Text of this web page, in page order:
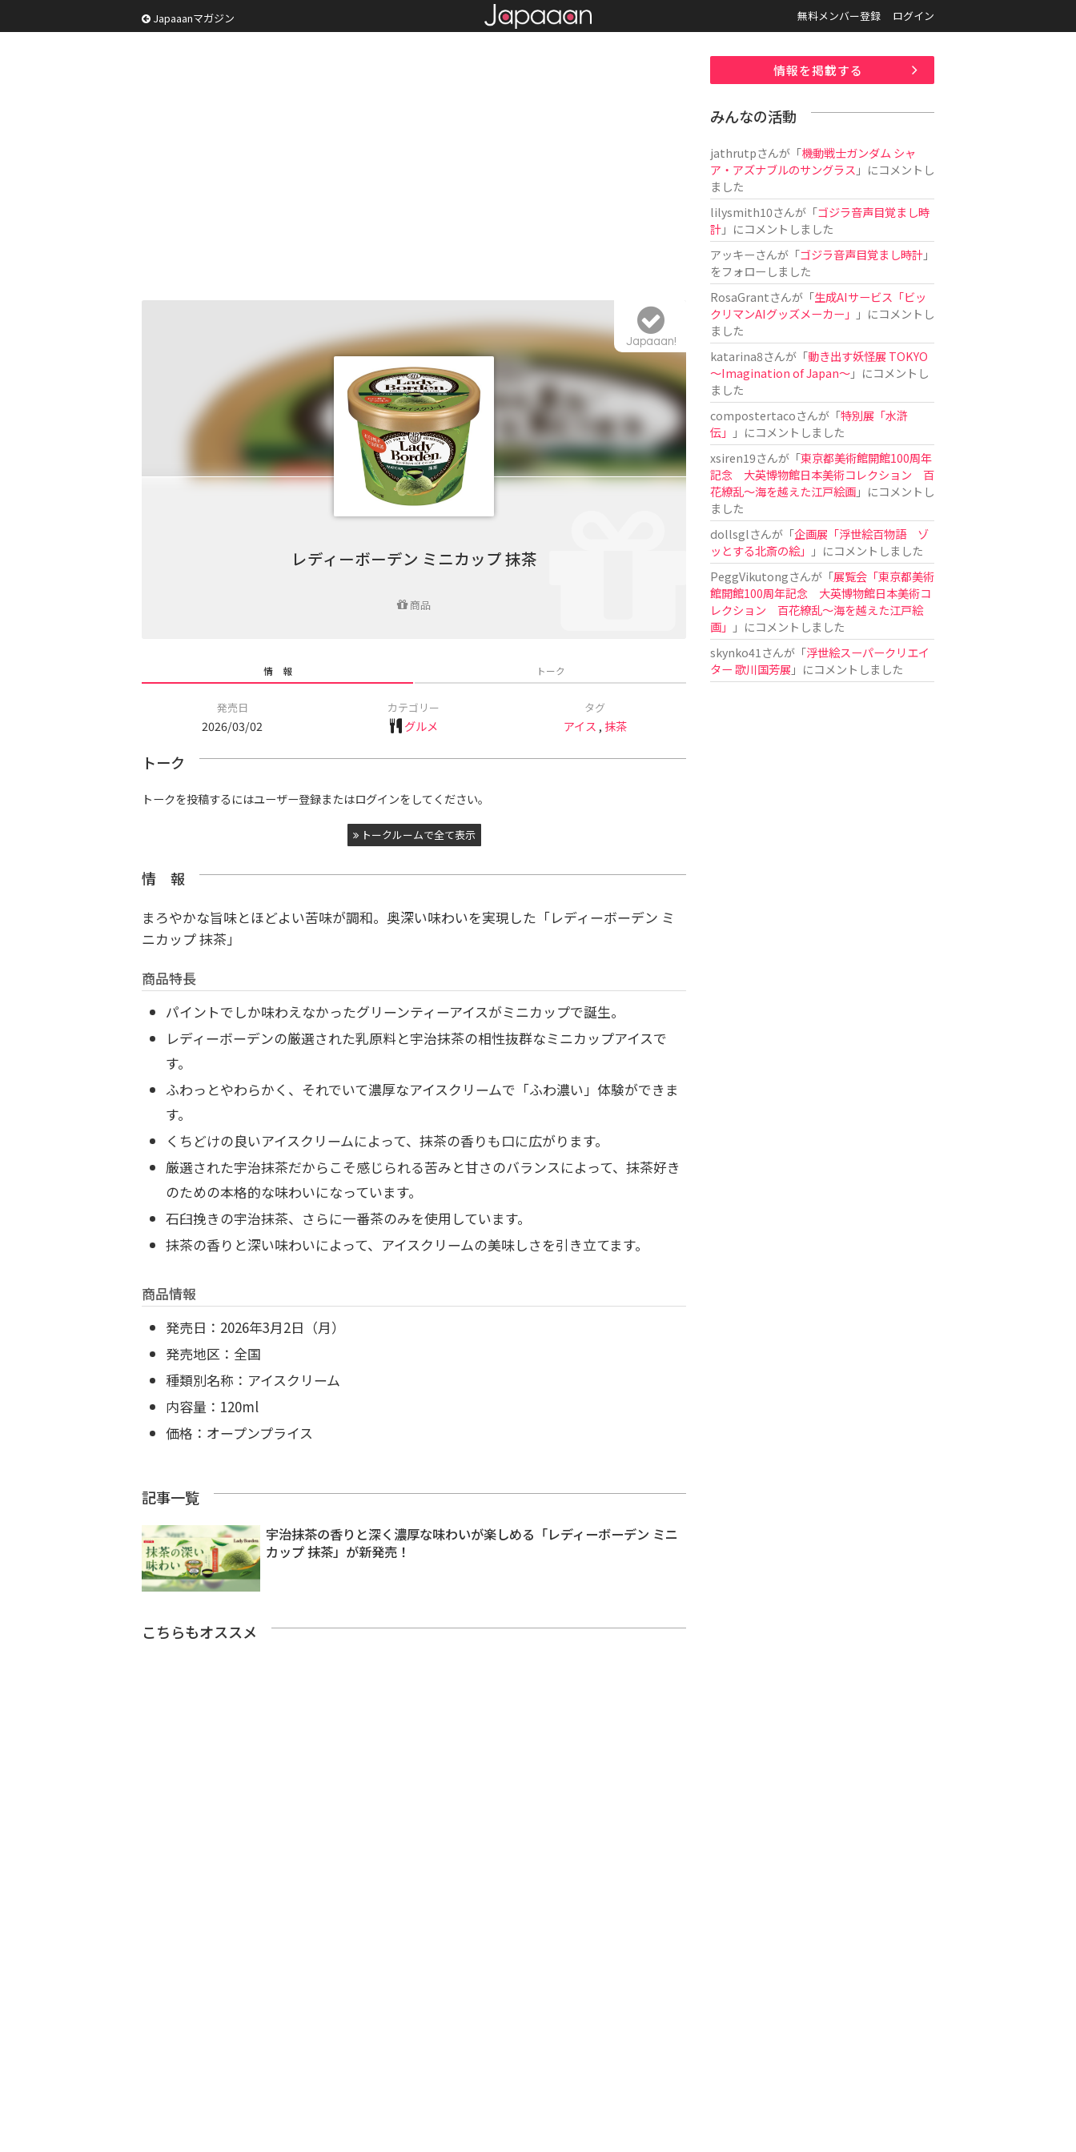
Japaaanマガジン 無料メンバー登録 ログイン
レディーボーデン ミニカップ 抹茶
商品
Japaaan!
情 報 トーク
発売日
2026/03/02
カテゴリー
グルメ
タグ
アイス , 抹茶
トーク
トークを投稿するにはユーザー登録またはログインをしてください。
トークルームで全て表示
情 報
まろやかな旨味とほどよい苦味が調和。奥深い味わいを実現した「レディーボーデン ミ
ニカップ 抹茶」
商品特長
パイントでしか味わえなかったグリーンティーアイスがミニカップで誕生。
レディーボーデンの厳選された乳原料と宇治抹茶の相性抜群なミニカップアイスで
す。
ふわっとやわらかく、それでいて濃厚なアイスクリームで「ふわ濃い」体験ができま
す。
くちどけの良いアイスクリームによって、抹茶の香りも口に広がります。
厳選された宇治抹茶だからこそ感じられる苦みと甘さのバランスによって、抹茶好き
のための本格的な味わいになっています。
石臼挽きの宇治抹茶、さらに一番茶のみを使用しています。
抹茶の香りと深い味わいによって、アイスクリームの美味しさを引き立てます。
商品情報
発売日： 2026年3月2日（月）
発売地区： 全国
種類別名称： アイスクリーム
内容量： 120ml
価格： オープンプライス
記事一覧
宇治抹茶の香りと深く濃厚な味わいが楽しめる「レディーボーデン ミニ
カップ 抹茶」が新発売！
こちらもオススメ
情報を掲載する
みんなの活動
jathrutpさんが「機動戦士ガンダム シャ
ア・アズナブルのサングラス 」にコメントし
ました
lilysmith10さんが「ゴジラ音声目覚まし時
計」にコメントしました
アッキーさんが「ゴジラ音声目覚まし時計」
をフォローしました
RosaGrantさんが「生成AIサービス「ビッ
クリマンAIグッズメーカー」
」にコメントし
ました
katarina8さんが「動き出す妖怪展 TOKYO
〜Imagination of Japan〜」にコメントし
ました
compostertacoさんが「特別展「水滸
伝」
」にコメントしました
xsiren19さんが「東京都美術館開館100周年
記念 大英博物館日本美術コレクション 百
花繚乱～海を越えた江戸絵画」にコメントし
ました
dollsglさんが「企画展「浮世絵百物語 ゾ
ッとする北斎の絵」
」にコメントしました
PeggVikutongさんが「展覧会「東京都美術
館開館100周年記念 大英博物館日本美術コ
レクション 百花繚乱〜海を越えた江戸絵
画」
」にコメントしました
skynko41 さんが「浮世絵スーパークリエイ
ター 歌川国芳展 」にコメントしました